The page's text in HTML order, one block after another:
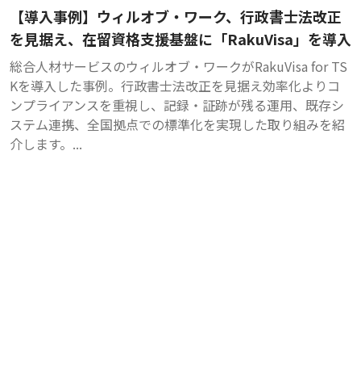
【導入事例】ウィルオブ・ワーク、行政書士法改正
を見据え、在留資格支援基盤に「RakuVisa」を導入
総合人材サービスのウィルオブ・ワークがRakuVisa for TS
Kを導入した事例。行政書士法改正を見据え効率化よりコ
ンプライアンスを重視し、記録・証跡が残る運用、既存シ
ステム連携、全国拠点での標準化を実現した取り組みを紹
介します。...